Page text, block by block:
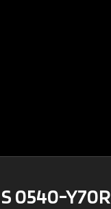
S 0540-Y70R